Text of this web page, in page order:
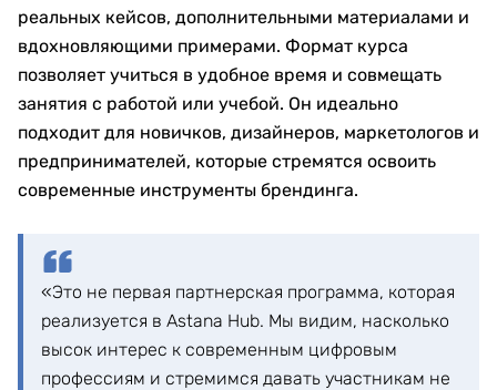
реальных кейсов, дополнительными материалами и
вдохновляющими примерами. Формат курса
позволяет учиться в удобное время и совмещать
занятия с работой или учебой. Он идеально
подходит для новичков, дизайнеров, маркетологов и
предпринимателей, которые стремятся освоить
современные инструменты брендинга.
«Это не первая партнерская программа, которая
реализуется в Astana Hub. Мы видим, насколько
высок интерес к современным цифровым
профессиям и стремимся давать участникам не